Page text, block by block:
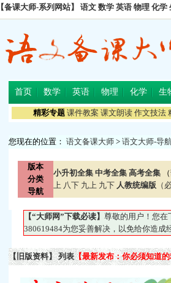
【备课大师-系列网站】 语文 数学 英语 物理 化学
首页 数学 英语 物理 化学 生
精彩专题 课件教案 课文朗读 作文技法
您现在的位置： 语文备课大师 > 语文大师-导
版本
分类
导航
小升初全集 中考全集 高考全集
上 八下 九上 九下 人教统编版 （
【“大师网”下载必读】 尊敬的用户！您在
380619484为您妥善解决，以免给你造成
【旧版资料】 列表【最新发布：你必须知道